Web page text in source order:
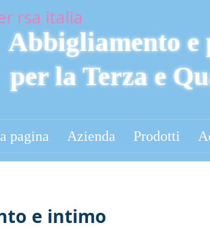
rsa italia
Abbigliamento e
per la Terza e
pagina Azienda Prodotti
e intimo